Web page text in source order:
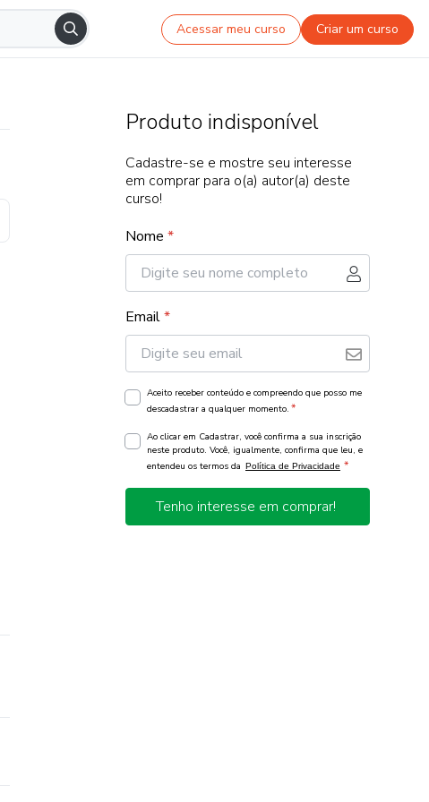
Acessar meu curso Criar um curso
Produto indisponível
Cadastre-se e mostre seu interesse
em comprar para o(a) autor(a) deste
curso!
Nome *
Email*
Aceito receber conteúdo e compreendo que posso me
descadastrar a qualquer momento. *
Ao clicar em Cadastrar, você confirma a sua inscrição
neste produto. Você, igualmente, confirma que leu, e
entendeu os termos da Política de Privacidade *
Tenho interesse em comprar!